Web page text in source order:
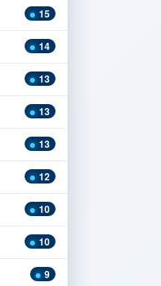
15
14
13
13
13
12
10
10
9